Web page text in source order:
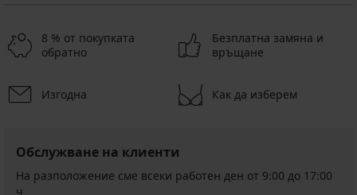
8 % от покупката
обратно
Безплатна замяна и
връщане
Изгодна Как да изберем
Обслужване на клиенти
На разположение сме всеки работен ден от 9:00 до 17:00
ч